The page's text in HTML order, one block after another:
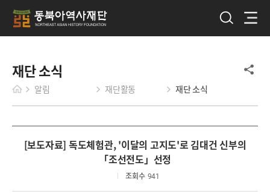
재단 소식
알림 재단활동 재단 소식
[보도자료] 독도체험관, '이달의 고지도'로 김대건 신부의
「조선전도」선정
조회수 941